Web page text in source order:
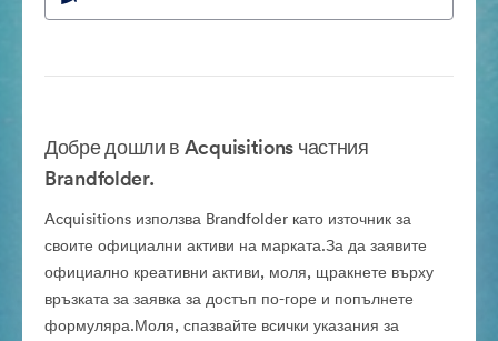
Добре дошли в Acquisitions частния
Brandfolder.
Acquisitions използва Brandfolder като източник за
своите официални активи на марката.За да заявите
официално креативни активи, моля, щракнете върху
връзката за заявка за достъп по-горе и попълнете
формуляра.Моля, спазвайте всички указания за